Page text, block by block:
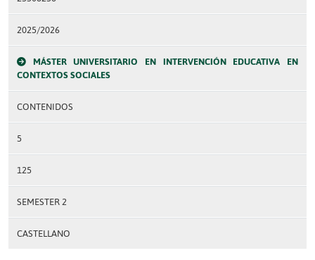
2025/2026
MÁSTER UNIVERSITARIO EN INTERVENCIÓN EDUCATIVA EN
CONTEXTOS SOCIALES
CONTENIDOS
5
125
SEMESTER 2
CASTELLANO